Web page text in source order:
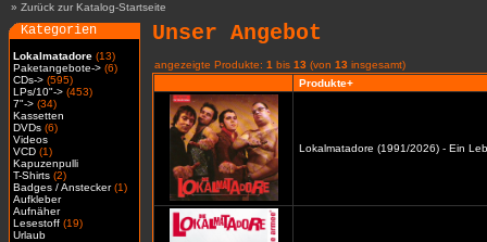
» Zurück zur Katalog-Startseite
Kategorien
Lokalmatadore (13)
Paketangebote-> (6)
CDs-> (595)
LPs/10"-> (453)
7"-> (34)
Kassetten
DVDs (6)
Videos
VCD (1)
Kapuzenpulli
T-Shirts (2)
Badges / Anstecker(1)
Aufkleber
Aufnäher
Lesestoff (19)
Urlaub
Unser Angebot
angezeigte Produkte: 1 bis 13 (von 13 insgesamt)
Produkte+
Lokalmatadore (1991/2026) - Ein